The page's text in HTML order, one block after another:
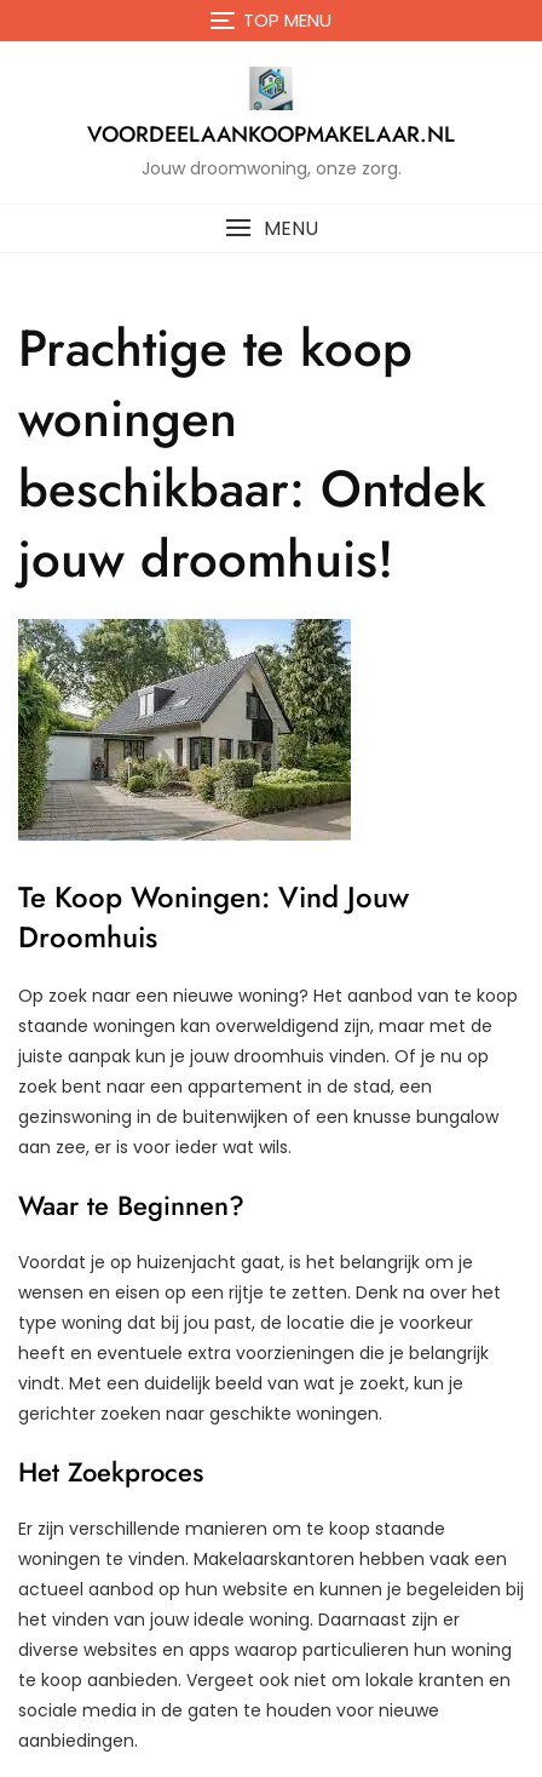
de
TOP MENU
VOORDEELAANKOOPMAKELAAR.NL
Jouw droomwoning, onze zorg.
MENU
Prachtige te koop
woningen
beschikbaar: Ontdek
jouw droomhuis!
Te Koop Woningen: Vind Jouw
Droomhuis
Op zoek naar een nieuwe woning? Het aanbod van te koop
staande woningen kan overweldigend zijn, maar met de
juiste aanpak kun je jouw droomhuis vinden. Of je nu op
zoek bent naar een appartement in de stad, een
gezinswoning in de buitenwijken of een knusse bungalow
aan zee, er is voor ieder wat wils.
Waar te Beginnen?
Voordat je op huizenjacht gaat, is het belangrijk om je
wensen en eisen op een rijtje te zetten. Denk na over het
type woning dat bij jou past, de locatie die je voorkeur
heeft en eventuele extra voorzieningen die je belangrijk
vindt. Met een duidelijk beeld van wat je zoekt, kun je
gerichter zoeken naar geschikte woningen.
Het Zoekproces
Er zijn verschillende manieren om te koop staande
woningen te vinden. Makelaarskantoren hebben vaak een
actueel aanbod op hun website en kunnen je begeleiden bij
het vinden van jouw ideale woning. Daarnaast zijn er
diverse websites en apps waarop particulieren hun woning
te koop aanbieden. Vergeet ook niet om lokale kranten en
sociale media in de gaten te houden voor nieuwe
aanbiedingen.